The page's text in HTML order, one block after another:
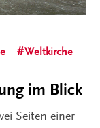
Weltkirche
im Blick
Seiten einer